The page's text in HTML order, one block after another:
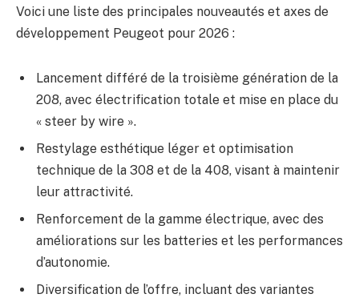
Voici une liste des principales nouveautés et axes de
développement Peugeot pour 2026 :
Lancement différé de la troisième génération de la
208, avec électrification totale et mise en place du
« steer by wire ».
Restylage esthétique léger et optimisation
technique de la 308 et de la 408, visant à maintenir
leur attractivité.
Renforcement de la gamme électrique, avec des
améliorations sur les batteries et les performances
d’autonomie.
Diversification de l’offre, incluant des variantes